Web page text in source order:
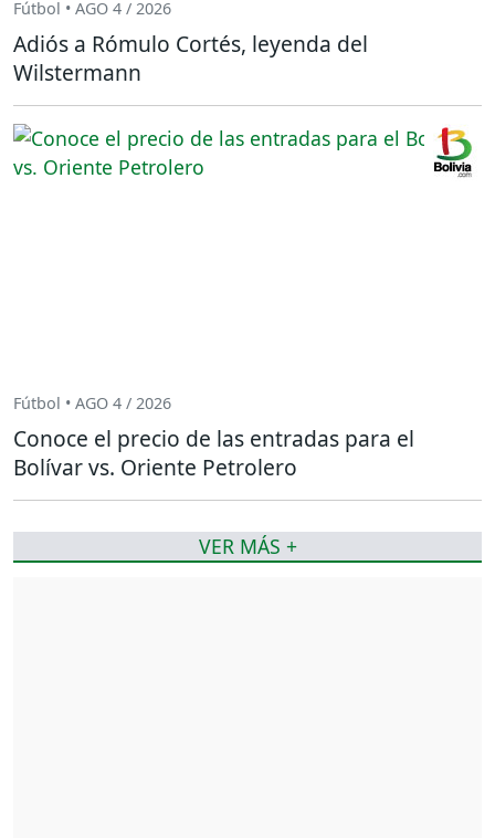
Fútbol • AGO 4 / 2026
Adiós a Rómulo Cortés, leyenda del
Wilstermann
Fútbol • AGO 4 / 2026
Conoce el precio de las entradas para el
Bolívar vs. Oriente Petrolero
VER MÁS +